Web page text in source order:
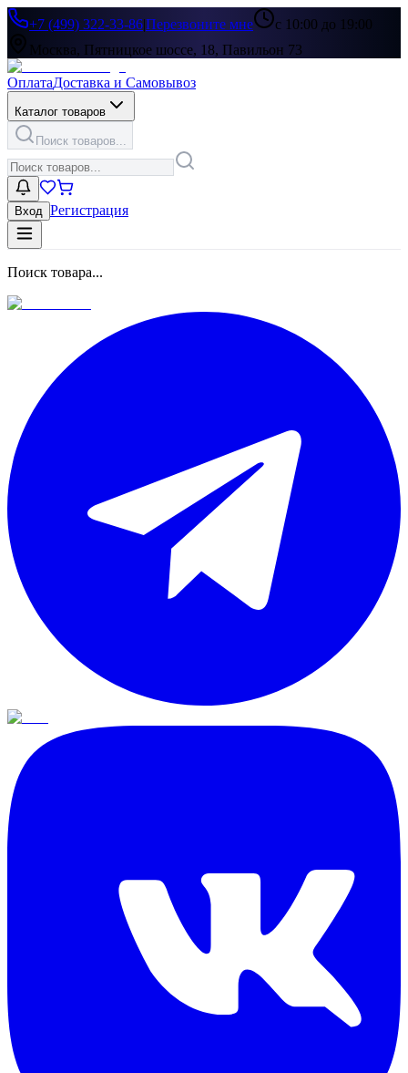
+7 (499) 322-33-86|Перезвоните мне
с 10:00 до 19:00
Москва, Пятницкое шоссе, 18, Павильон 73
ОплатаДоставка и Самовывоз
Каталог товаров
Поиск товаров...
Вход Регистрация
Поиск товара...